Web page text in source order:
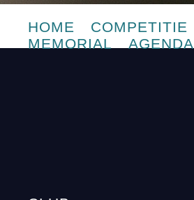
HOME COMPETITIE
MEMORIAL
AGENDA